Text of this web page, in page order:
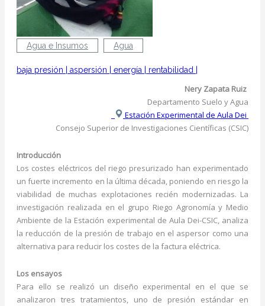
Agua e Insumos Agua
baja presión | aspersión | energía | rentabilidad |
Nery Zapata Ruiz
Departamento Suelo y Agua
Estación Experimental de Aula Dei
Consejo Superior de Investigaciones Científicas (CSIC)
Introducción
Los costes eléctricos del riego presurizado han experimentado
un fuerte incremento en la última década, poniendo en riesgo la
viabilidad de muchas explotaciones recién modernizadas. La
investigación realizada en el grupo Riego Agronomía y Medio
Ambiente de la Estación experimental de Aula Dei-CSIC, analiza
la reducción de la presión de trabajo en el aspersor como una
alternativa para reducir los costes de la factura eléctrica.
Los ensayos
Para ello se realizó un diseño experimental en el que se
analizaron tres tratamientos, uno de presión estándar en